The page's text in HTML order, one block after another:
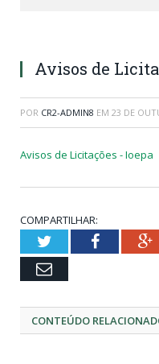
Avisos de
POR CR2-ADMIN8 EM 23 DE
Avisos de Licitações - Ioepa
COMPARTILHAR:
TwitterFacebook
Email
CONTEÚDO